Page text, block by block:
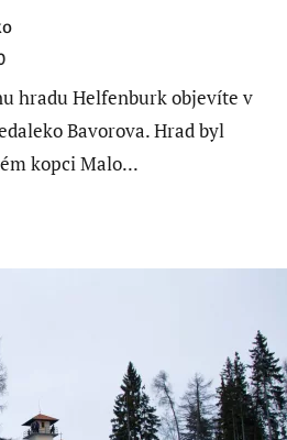
hradu Helfenburk objevíte v
Bavorova. Hrad byl
kopci Malo...